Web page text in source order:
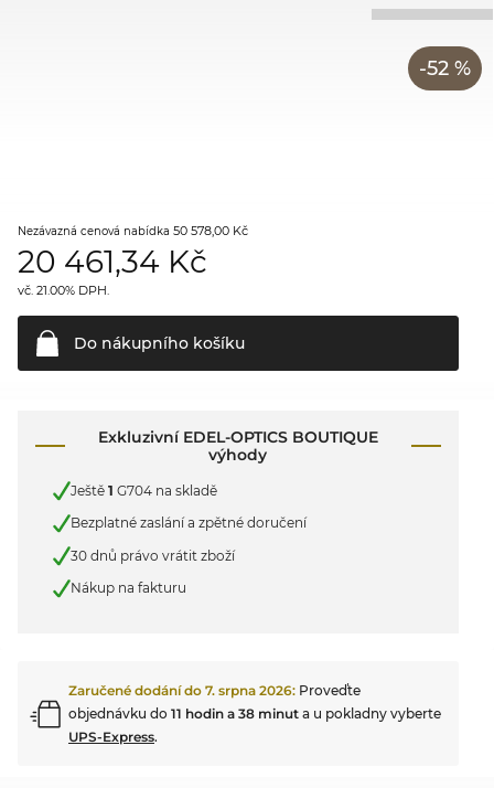
-52 %
Nezávazná cenová nabídka 50 578,00 Kč
20 461,34 Kč
vč. 21.00% DPH.
Do nákupního košíku
Exkluzivní EDEL-OPTICS BOUTIQUE
výhody
Ještě 1 G704 na skladě
Bezplatné zaslání a zpětné doručení
30 dnů právo vrátit zboží
Nákup na fakturu
Zaručené dodání do 7. srpna 2026: Proveďte
objednávku do 11 hodin a 38 minut a u pokladny vyberte
UPS-Express.